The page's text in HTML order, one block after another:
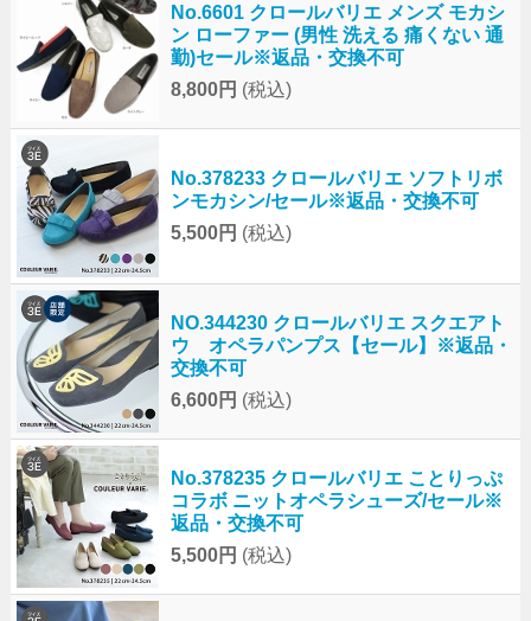
No.6601 クロールバリエ メンズ モカシ
ン ローファー (男性 洗える 痛くない 通
勤)セール※返品・交換不可
8,800円 (税込)
No.378233 クロールバリエ ソフトリボ
ンモカシン/セール※返品・交換不可
5,500円 (税込)
NO.344230 クロールバリエ スクエアト
ウ オペラパンプス【セール】※返品・
交換不可
6,600円 (税込)
No.378235 クロールバリエ ことりっぷ
コラボ ニットオペラシューズ/セール※
返品・交換不可
5,500円 (税込)